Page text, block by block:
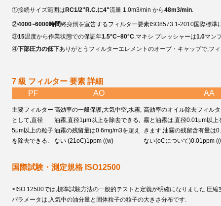
①接続サイズ範囲は RC1/2"R.C.に4"流量 1.0m3/min から48m3/min.
②4000~6000時間終身刑を宣告するフィルター要素 ISO8573.1-2010国際標準
③15温度から作業状態での保証年1.5°C~80°C.マキシ プレッシャーは1.0マン
④下部圧力の低下ありがとう フィルターエレメントのオープ・キャップで,フ
7 級 フィルター 要素 詳細
PF
AO AA
主要フィルター
として,直径
5μm以上の粒子
を除去できる.
高効率の一般保護,大気中空,水霧,
油霧,直径1μm以上を除去できる,
油霧の残留量は0.6mg/m3を超え
ない (21oC)1ppm ((w)
高効率のオイル除去フィル
霧と油霧は,直径0.01μm以上
きます,油霧の残留含有量は
ない(oCについて)0.01ppm
国際試験・測定規格 ISO12500
>ISO 12500では,標準試験方法の一般的テストと定義が明確になりました.圧縮
パラメータは,入気中の油分量と固体粒子の粒子の大きさ分布です.